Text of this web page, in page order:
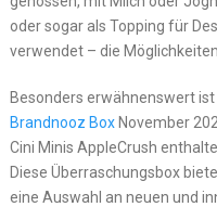
oder sogar als Topping für
verwendet – die
Besonders erwähnenswert ist
Brandnooz BoxNovember
Cini Minis AppleCrush
Diese Überraschungsbox
eine Auswahl an neuen und